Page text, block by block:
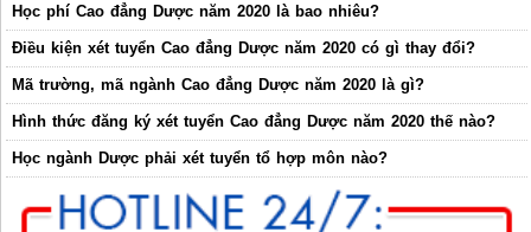
Học phí Cao đẳng Dược năm 2020 là bao nhiêu?
Điều kiện xét tuyển Cao đẳng Dược năm 2020 có gì thay đổi?
Mã trường, mã ngành Cao đẳng Dược năm 2020 là gì?
Hình thức đăng ký xét tuyển Cao đẳng Dược năm 2020 thế nào?
Học ngành Dược phải xét tuyển tổ hợp môn nào?